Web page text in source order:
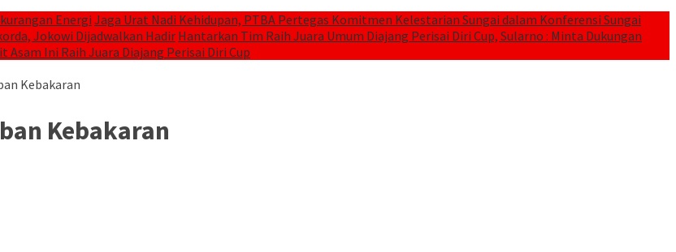
Energi Jaga Urat Nadi Kehidupan, PTBA Pertegas Komitmen Kelestarian Sungai dalam Konferensi Sungai
Jokowi Dijadwalkan Hadir Hantarkan Tim Raih Juara Umum Diajang Perisai Diri Cup, Sularno : Minta Dukungan
Asam Ini Raih Juara Diajang Perisai Diri Cup
Kebakaran
Kebakaran